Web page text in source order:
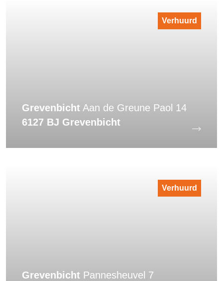
Grevenbicht Aan de Greune Paol 14
6127 BJ Grevenbicht
Verhuurd
Grevenbicht Pannesheuvel 7
Verhuurd